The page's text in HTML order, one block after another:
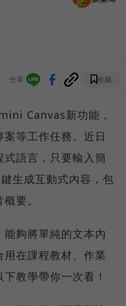
分享 收藏
Canvas新功能，
等工作任務。近日
語言，只要輸入簡
生成互動式內容，包
要。
夠將單純的文本內
在課程教材、作業
教學帶你一次看！